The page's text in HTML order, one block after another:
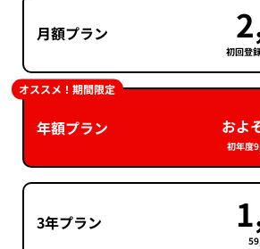
月額プラン
初回登
年額プラン およ
初年度
オススメ！期間限定
3年プラン